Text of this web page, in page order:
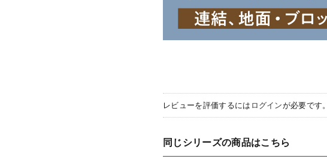
レビューを評価するには ログインが必要です。
同じシリーズの商品はこちら